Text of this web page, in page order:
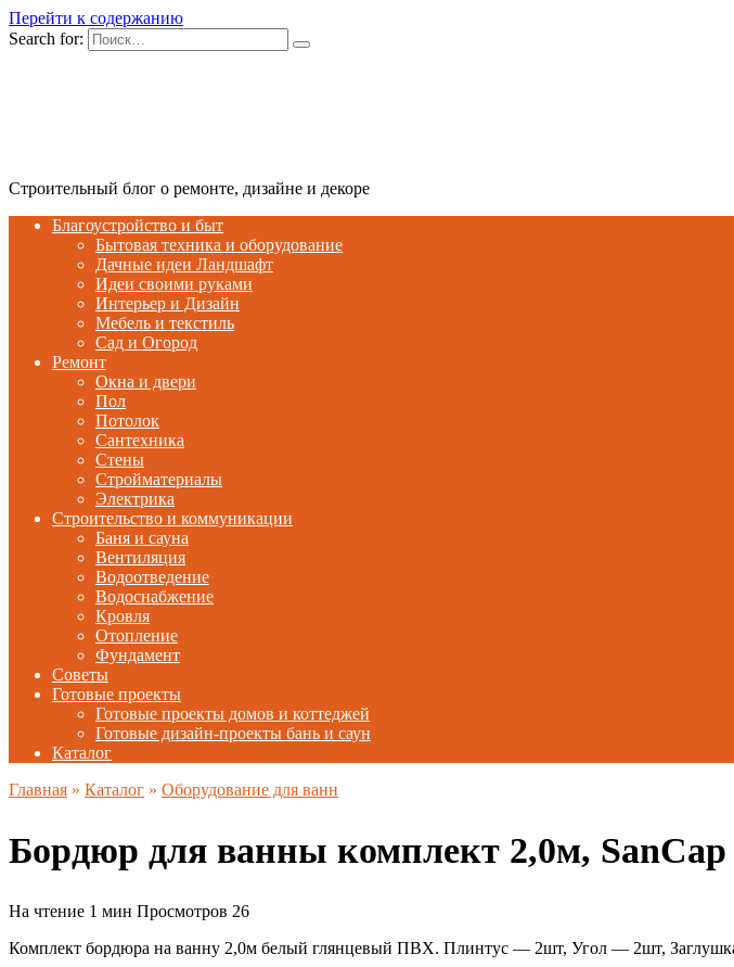
Перейти к содержанию
Search for:
Строительный блог о ремонте, дизайне и декоре
Благоустройство и быт
Бытовая техника и оборудование
Дачные идеи Ландшафт
Идеи своими руками
Интерьер и Дизайн
Мебель и текстиль
Сад и Огород
Ремонт
Окна и двери
Пол
Потолок
Сантехника
Стены
Стройматериалы
Электрика
Строительство и коммуникации
Баня и сауна
Вентиляция
Водоотведение
Водоснабжение
Кровля
Отопление
Фундамент
Советы
Готовые проекты
Готовые проекты домов и коттеджей
Готовые дизайн-проекты бань и саун
Каталог
Главная » Каталог » Оборудование для ванн
Бордюр для ванны комплект 2,0м, SanCap
На чтение 1 мин Просмотров 26
Комплект бордюра на ванну 2,0м белый глянцевый ПВХ. Плинтус — 2шт, Угол — 2шт,